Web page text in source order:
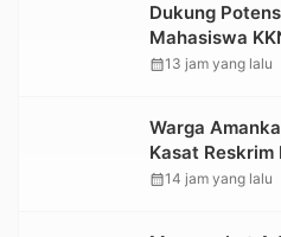
Dukung
Mahasiswa
Nonongan
calendar_month13 jam yang lalu
Warga
Kasat
Proses Hukum
calendar_month14 jam yang lalu